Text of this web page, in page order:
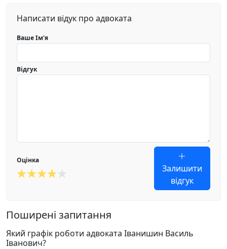
Написати відук про адвоката
Ваше Ім'я
Відгук
Оцінка
Залишити
відгук
Поширені запитання
Який графік роботи адвоката Іванишин Василь
Іванович?